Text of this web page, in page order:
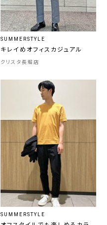
SUMMERSTYLE
キレイめオフィスカジュアル
クリスタ長堀店
SUMMERSTYLE